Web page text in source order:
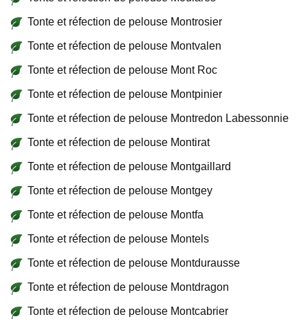
Tonte et réfection de pelouse Montrosier
Tonte et réfection de pelouse Montvalen
Tonte et réfection de pelouse Mont Roc
Tonte et réfection de pelouse Montpinier
Tonte et réfection de pelouse Montredon Labessonnie
Tonte et réfection de pelouse Montirat
Tonte et réfection de pelouse Montgaillard
Tonte et réfection de pelouse Montgey
Tonte et réfection de pelouse Montfa
Tonte et réfection de pelouse Montels
Tonte et réfection de pelouse Montdurausse
Tonte et réfection de pelouse Montdragon
Tonte et réfection de pelouse Montcabrier